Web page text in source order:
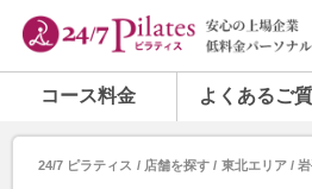
コース料金 よくあるご
24/7 ピラティス 店舗を探す 東北エリア